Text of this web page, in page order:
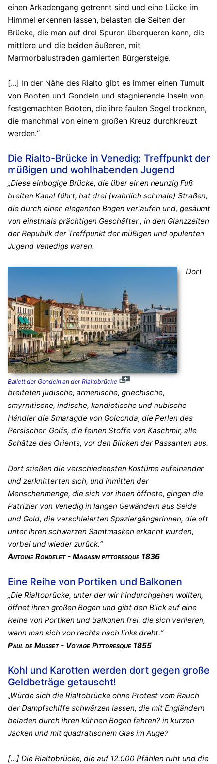
einen Arkadengang getrennt sind und eine Lücke im
Himmel erkennen lassen, belasten die Seiten der
Brücke, die man auf drei Spuren überqueren kann, die
mittlere und die beiden äußeren, mit
Marmorbalustraden garnierten Bürgersteige.
[...] In der Nähe des Rialto gibt es immer einen Tumult
von Booten und Gondeln und stagnierende Inseln von
festgemachten Booten, die ihre faulen Segel trocknen,
die manchmal von einem großen Kreuz durchkreuzt
werden.“
Die Rialto-Brücke in Venedig: Treffpunkt der
müßigen und wohlhabenden Jugend
„Diese einbogige Brücke, die über einen neunzig Fuß
breiten Kanal führt, hat drei (wahrlich schmale) Straßen,
die durch einen eleganten Bogen verlaufen und, gesäumt
von einstmals prächtigen Geschäften, in den Glanzzeiten
der Republik der Treffpunkt der müßigen und opulenten
Jugend Venedigs waren.
Ballett der Gondeln an der Rialtobrücke
Dort
breiteten jüdische, armenische, griechische,
smyrnitische, indische, kandiotische und nubische
Händler die Smaragde von Golconda, die Perlen des
Persischen Golfs, die feinen Stoffe von Kaschmir, alle
Schätze des Orients, vor den Blicken der Passanten aus.
Dort stießen die verschiedensten Kostüme aufeinander
und zerknitterten sich, und inmitten der
Menschenmenge, die sich vor ihnen öffnete, gingen die
Patrizier von Venedig in langen Gewändern aus Seide
und Gold, die verschleierten Spaziergängerinnen, die oft
unter ihren schwarzen Samtmasken erkannt wurden,
vorbei und wieder zurück.“
Antoine Rondelet - Magasin pittoresque 1836
Eine Reihe von Portiken und Balkonen
„Die Rialtobrücke, unter der wir hindurchgehen wollten,
öffnet ihren großen Bogen und gibt den Blick auf eine
Reihe von Portiken und Balkonen frei, die sich verlieren,
wenn man sich von rechts nach links dreht.“
Paul de Musset - Voyage Pittoresque 1855
Kohl und Karotten werden dort gegen große
Geldbeträge getauscht!
„Würde sich die Rialtobrücke ohne Protest vom Rauch
der Dampfschiffe schwärzen lassen, die mit Engländern
beladen durch ihren kühnen Bogen fahren? in kurzen
Jacken und mit quadratischem Glas im Auge?
[...] Die Rialtobrücke, die auf 12.000 Pfählen ruht und die